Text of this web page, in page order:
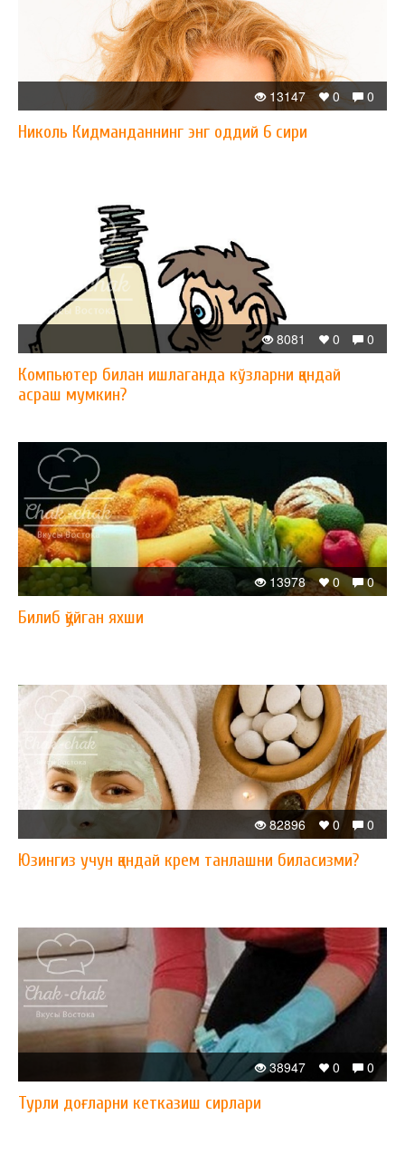
0
0
13147
​Николь Кидманданнинг энг оддий 6 сири
0
0
8081
Компьютер билан ишлаганда кўзларни қандай
асраш мумкин?
0
0
13978
Билиб қўйган яхши
0
0
82896
Юзингиз учун қандай крем танлашни биласизми?
0
0
38947
Турли доғларни кетказиш сирлари